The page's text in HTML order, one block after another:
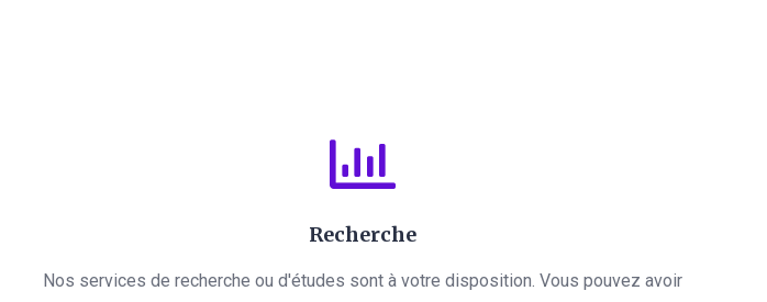
Recherche
Nos services de recherche ou d'études sont à votre disposition. Vous pouvez avoir